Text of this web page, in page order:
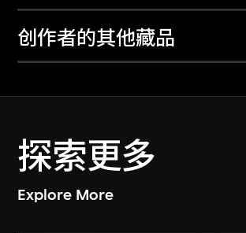
创作者的其他藏品
探索更多
Explore More